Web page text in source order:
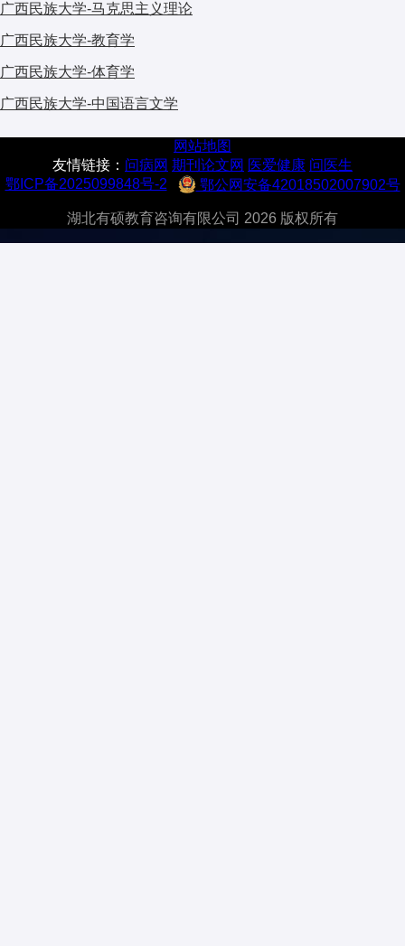
广西民族大学-马克思主义理论
广西民族大学-教育学
广西民族大学-体育学
广西民族大学-中国语言文学
网站地图
友情链接： 问病网 期刊论文网 医爱健康 问医生
鄂ICP备2025099848号-2
鄂公网安备42018502007902号
湖北有硕教育咨询有限公司 2026 版权所有